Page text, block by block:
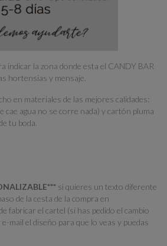
indicar la zona donde esta el CANDY BAR
hortensias y mensaje.
en materiales de las mejores calidades:
cae agua no se corre nada) y cartón pluma
tu boda.
si quieres un texto diferente
de la cesta de la compra en
fabricar el cartel (si has pedido el cambio
mail el diseño para que lo veas y puedas